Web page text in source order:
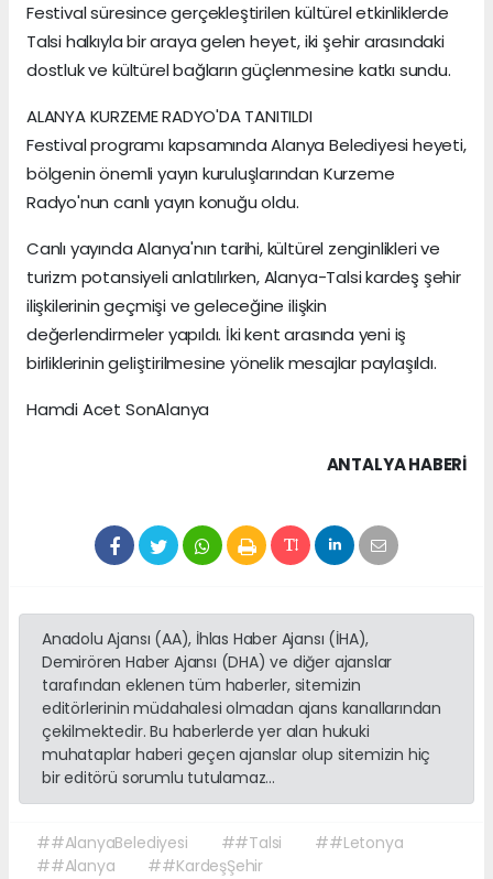
Festival süresince gerçekleştirilen kültürel etkinliklerde
Talsi halkıyla bir araya gelen heyet, iki şehir arasındaki
dostluk ve kültürel bağların güçlenmesine katkı sundu.
ALANYA KURZEME RADYO'DA TANITILDI
Festival programı kapsamında Alanya Belediyesi heyeti,
bölgenin önemli yayın kuruluşlarından Kurzeme
Radyo'nun canlı yayın konuğu oldu.
Canlı yayında Alanya'nın tarihi, kültürel zenginlikleri ve
turizm potansiyeli anlatılırken, Alanya-Talsi kardeş şehir
ilişkilerinin geçmişi ve geleceğine ilişkin
değerlendirmeler yapıldı. İki kent arasında yeni iş
birliklerinin geliştirilmesine yönelik mesajlar paylaşıldı.
Hamdi Acet SonAlanya
ANTALYA HABERİ
Anadolu Ajansı (AA), İhlas Haber Ajansı (İHA),
Demirören Haber Ajansı (DHA) ve diğer ajanslar
tarafından eklenen tüm haberler, sitemizin
editörlerinin müdahalesi olmadan ajans kanallarından
çekilmektedir. Bu haberlerde yer alan hukuki
muhataplar haberi geçen ajanslar olup sitemizin hiç
bir editörü sorumlu tutulamaz...
##AlanyaBelediyesi ##Talsi
##Letonya
##Alanya
##KardeşŞehir